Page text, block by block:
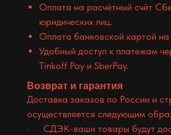
Оплата на расчётный счёт
юридических лиц.
Оплата банковской картой на
Удобный доступ к платежам
Tinkoff Pay и SberPay.
Возврат и гарантия
Доставка заказов по России и
осуществляется следующим
· СДЭК-ваши товары будут